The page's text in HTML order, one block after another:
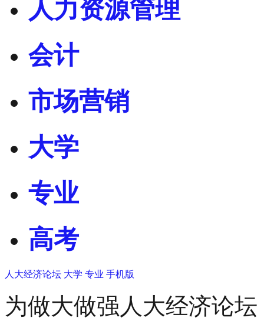
人力资源管理
会计
市场营销
大学
专业
高考
人大经济论坛 大学 专业 手机版
为做大做强人大经济论